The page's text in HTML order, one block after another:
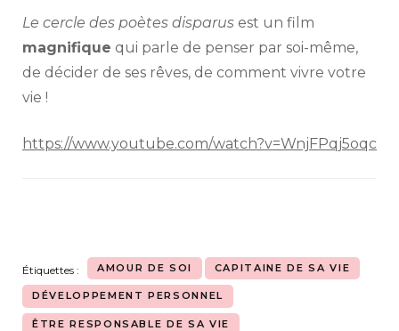
Le cercle des poètes disparus est un film
magnifique qui parle de penser par soi-même,
de décider de ses rêves, de comment vivre votre
vie !
https://www.youtube.com/watch?v=WnjFPqj5oqc
Étiquettes : AMOUR DE SOI CAPITAINE DE SA VIE
DÉVELOPPEMENT PERSONNEL
ÊTRE RESPONSABLE DE SA VIE